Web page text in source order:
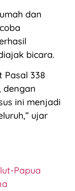
dan
bicara.
338
dengan
ini menjadi
ujar
Papua